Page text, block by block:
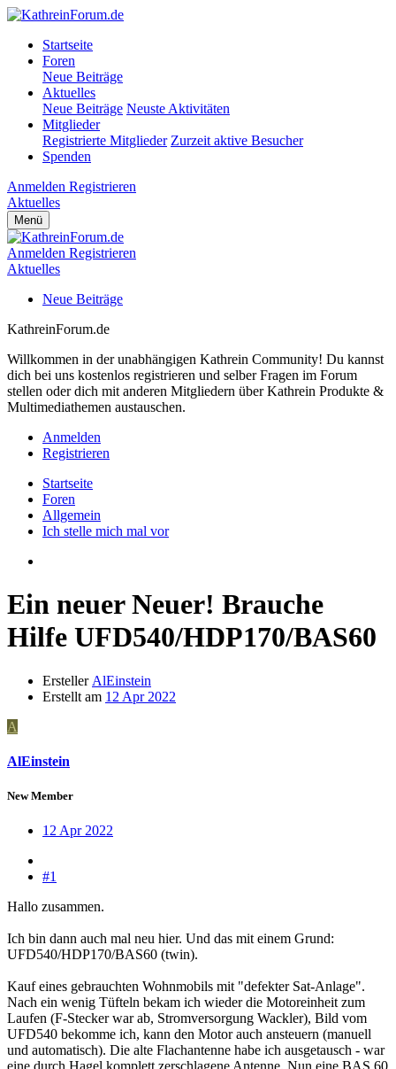
Startseite
Foren
Neue Beiträge
Aktuelles
Neue Beiträge Neuste Aktivitäten
Mitglieder
Registrierte Mitglieder Zurzeit aktive Besucher
Spenden
Anmelden Registrieren
Aktuelles
Menü
Anmelden Registrieren
Aktuelles
Neue Beiträge
KathreinForum.de
Willkommen in der unabhängigen Kathrein Community! Du kannst
dich bei uns kostenlos registrieren und selber Fragen im Forum
stellen oder dich mit anderen Mitgliedern über Kathrein Produkte &
Multimediathemen austauschen.
Anmelden
Registrieren
Startseite
Foren
Allgemein
Ich stelle mich mal vor
Ein neuer Neuer! Brauche
Hilfe UFD540/HDP170/BAS60
Ersteller AlEinstein
Erstellt am 12 Apr 2022
A
AlEinstein
New Member
12 Apr 2022
#1
Hallo zusammen.
Ich bin dann auch mal neu hier. Und das mit einem Grund:
UFD540/HDP170/BAS60 (twin).
Kauf eines gebrauchten Wohnmobils mit "defekter Sat-Anlage".
Nach ein wenig Tüfteln bekam ich wieder die Motoreinheit zum
Laufen (F-Stecker war ab, Stromversorgung Wackler), Bild vom
UFD540 bekomme ich, kann den Motor auch ansteuern (manuell
und automatisch). Die alte Flachantenne habe ich ausgetausch - war